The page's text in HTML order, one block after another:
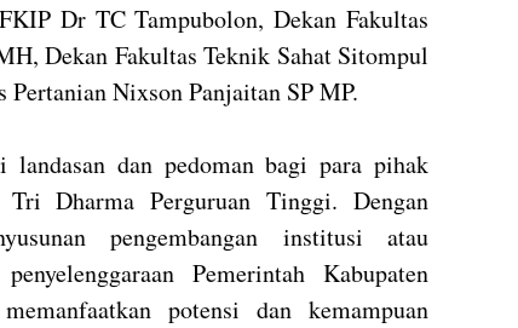
Dr TC Tampubolon, Dekan Fakultas
Dekan Fakultas Teknik Sahat Sitompul
Nixson Panjaitan SP MP.
landasan dan pedoman bagi para pihak
Tri Dharma Perguruan Tinggi. Dengan
pengembangan institusi atau
Pemerintah Kabupaten
potensi dan kemampuan